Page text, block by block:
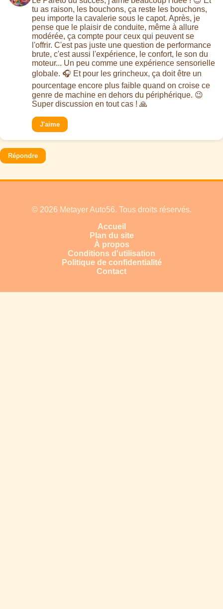
tu as raison, les bouchons, ça reste les bouchons,
peu importe la cavalerie sous le capot. Après, je
pense que le plaisir de conduite, même à allure
modérée, ça compte pour ceux qui peuvent se
l'offrir. C'est pas juste une question de performance
brute, c'est aussi l'expérience, le confort, le son du
moteur... Un peu comme une expérience sensorielle
globale. 🎧 Et pour les grincheux, ça doit être un
pourcentage encore plus faible quand on croise ce
genre de machine en dehors du périphérique. 😉
Super discussion en tout cas ! 🙏
J'aime
Répondre
© 2026 Metayer Auto56. Tous droits réservés.
Accueil
Plan du site
À propos
Conditions d'utilisation
Politique de confidentialité
Contact